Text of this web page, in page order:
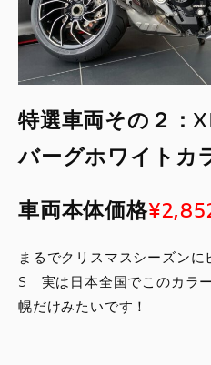
特選車両その２：
バーグホワイトカ
車両本体価格
まるでクリスマスシーズン
S 実は日本全国でこのカラ
幌だけみたいです！